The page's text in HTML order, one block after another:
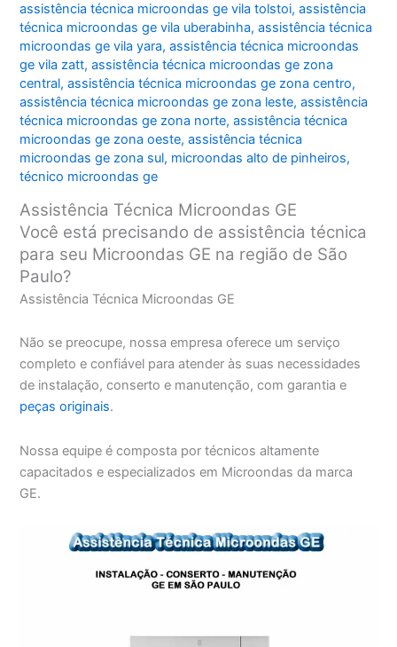
assistência técnica microondas ge vila tolstoi,assistência
técnica microondas ge vila uberabinha,assistência técnica
microondas ge vila yara,assistência técnica microondas
ge vila zatt,assistência técnica microondas ge zona
central,assistência técnica microondas ge zona centro,
assistência técnica microondas ge zona leste,assistência
técnica microondas ge zona norte,assistência técnica
microondas ge zona oeste,assistência técnica
microondas ge zona sul, microondas alto de pinheiros,
técnico microondas ge
Assistência Técnica Microondas GE
Você está precisando de assistência técnica
para seu Microondas GE na região de São
Paulo?
Assistência Técnica Microondas GE
Não se preocupe, nossa empresa oferece um serviço
completo e confiável para atender às suas necessidades
de instalação, conserto e manutenção, com garantia e
peças originais.
Nossa equipe é composta por técnicos altamente
capacitados e especializados em Microondas da marca
GE.